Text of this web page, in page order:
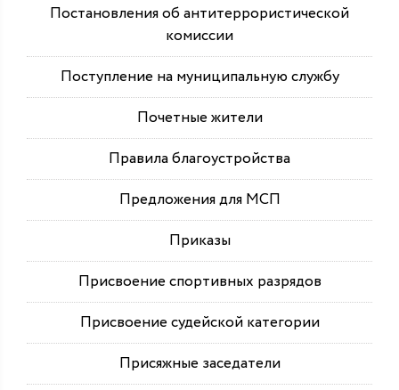
Постановления об антитеррористической
комиссии
Поступление на муниципальную службу
Почетные жители
Правила благоустройства
Предложения для МСП
Приказы
Присвоение спортивных разрядов
Присвоение судейской категории
Присяжные заседатели